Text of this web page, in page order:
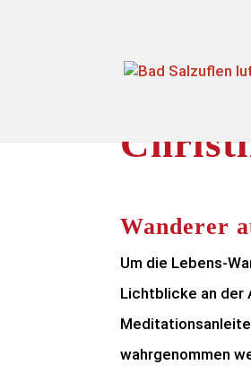
Wanderer
Um die Lebens-
Lichtblicke an der
wahrgenommen